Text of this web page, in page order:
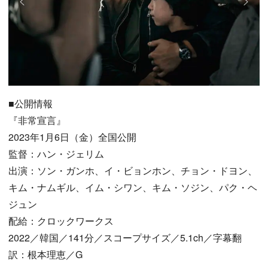
■公開情報
『非常宣言』
2023年1月6日（金）全国公開
監督：ハン・ジェリム
出演：ソン・ガンホ、イ・ビョンホン、チョン・ドヨン、
キム・ナムギル、イム・シワン、キム・ソジン、パク・ヘ
ジュン
配給：クロックワークス
2022／韓国／141分／スコープサイズ／5.1ch／字幕翻
訳：根本理恵／G